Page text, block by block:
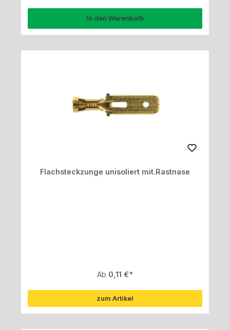
In den Warenkorb
Flachsteckzunge unisoliert mit.Rastnase
Regulärer Preis:
Ab 0,11 €
zum Artikel